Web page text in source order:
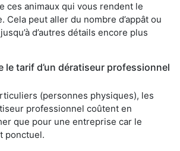
ces animaux qui vous rendent le
Cela peut aller du nombre d’appât ou
d’autres détails encore plus
le tarif d’un dératiseur professionnel
(personnes physiques), les
professionnel coûtent en
que pour une entreprise car le
ponctuel.